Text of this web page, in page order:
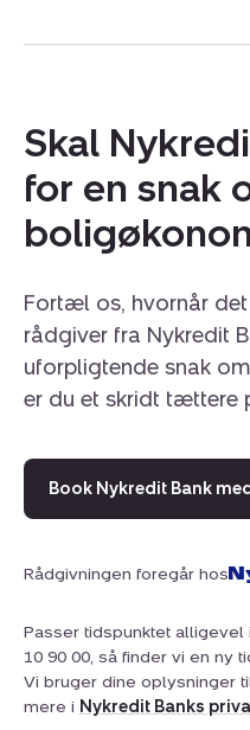
rettelser.
indretning mm
Skal
for en snak
Fortæl os, hvornår
rådgiver fra Nykredit
uforpligtende snak
er du et skridt tættere
Book Nykredit Bank
Rådgivningen foregår hos
Passer tidspunktet alligevel
10 90 00, så finder vi en ny
Vi bruger dine oplysninger
mere i Nykredit Banks